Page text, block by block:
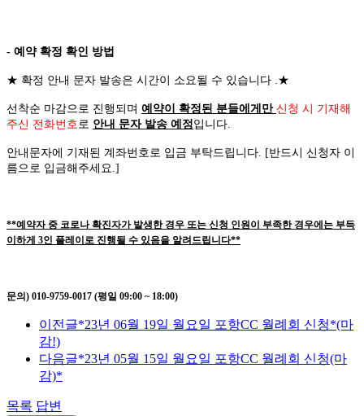
- 예약 확정 확인 방법
★ 확정 안내 문자 발송은 시간이 소요될 수 있습니다 .★
선착순 마감으로 진행되며 예약이 확정된 분들에게만 신청 시 기재해
주신 전화번호로 안내 문자 발송 예정입니다.
안내문자에 기재된 계좌번호로 입금 부탁드립니다. [반드시 신청자 이
름으로 입금해주세요.]
**예약자 중 코로나 확진자가 발생한 경우 또는 신청 인원이 부족한 경우에는 부득
이하게 3인 플레이로 진행될 수 있음을 알려드립니다**
문의) 010-9759-0017 (평일 09:00 ~ 18:00)
이전글*23년 06월 19일 월요일 포항CC 월례회 신청*(마
감!)
다음글*23년 05월 15일 월요일 포항CC 월례회 신청(마
감)*
목록 답변